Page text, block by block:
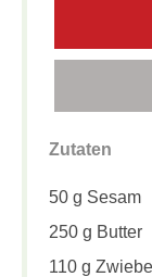
Zutaten
50 g Sesam
250 g Butter
110 g